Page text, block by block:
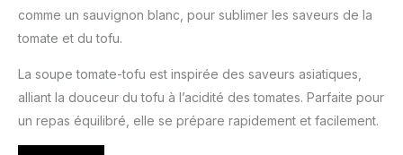
comme un sauvignon blanc, pour sublimer les saveurs de la
tomate et du tofu.
La soupe tomate-tofu est inspirée des saveurs asiatiques,
alliant la douceur du tofu à l’acidité des tomates. Parfaite pour
un repas équilibré, elle se prépare rapidement et facilement.